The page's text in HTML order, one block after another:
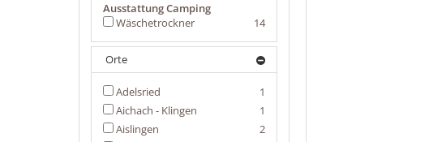
Ausstattung Camping
14
Wäschetrockner
Orte
1
Adelsried
1
Aichach - Klingen
2
Aislingen